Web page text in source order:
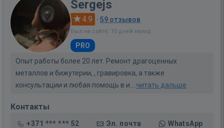
Sergejs
4.9 · 59 отзывов
Был на сайте: 10 дней назад
PRO
Опыт работы более 20 лет. Ремонт драгоценных
металлов и бижутерии, , гравировка, а также
консультации и любая помощь в и... читать дальше
Контакты
+371 *** *** 52 Эл. почта WhatsApp